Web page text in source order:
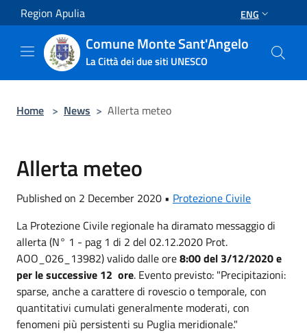
Salta al contenuto principale
Region Apulia ENG
Comune Monte Sant'Angelo
La Città dei due siti UNESCO
Home > News > Allerta meteo
Allerta meteo
Published on 2 December 2020 • Protezione Civile
La Protezione Civile regionale ha diramato messaggio di
allerta (N° 1 - pag 1 di 2 del 02.12.2020 Prot.
AOO_026_13982) valido dalle ore8:00 del 3/12/2020 e
per le successive 12 ore. Evento previsto: "Precipitazioni:
sparse, anche a carattere di rovescio o temporale, con
quantitativi cumulati generalmente moderati, con
fenomeni più persistenti su Puglia meridionale."